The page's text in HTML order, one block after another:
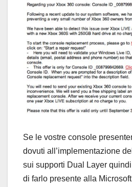
Se le vostre console
dovuti all’implementazione
sui supporti Dual Layer
di farlo presente alla